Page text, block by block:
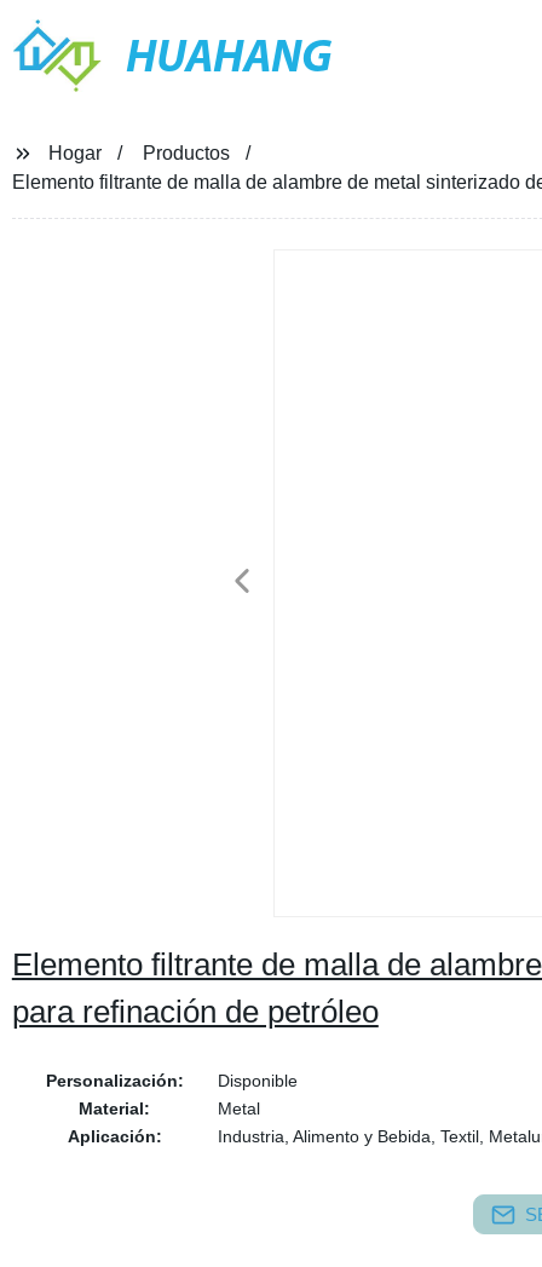
HUAHANG
Hogar
Productos
Elemento filtrante de malla de alambre de metal sinterizado
Elemento filtrante de malla de
para refinación de petróleo
Personalización:
Disponible
Material:
Metal
Aplicación:
Industria, Alimento y Bebida, Textil,